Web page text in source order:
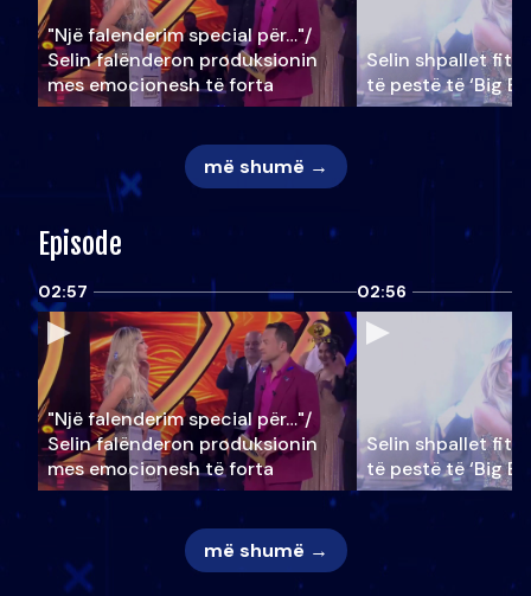
"Një falenderim special për…"/
Selin falënderon produksionin
mes emocionesh të forta
Selin shpallet
të pestë të ‘Big
më shumë →
Episode
02:57
"Një falenderim special për…"/
Selin falënderon produksionin
mes emocionesh të forta
02:56
Selin shpallet
të pestë të ‘Big
më shumë →